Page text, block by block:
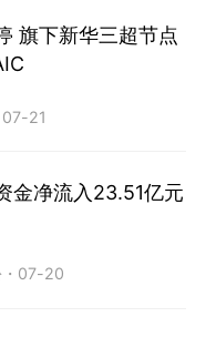
旗下新华三超节点
07-21
金净流入23.51亿元
・ 07-20